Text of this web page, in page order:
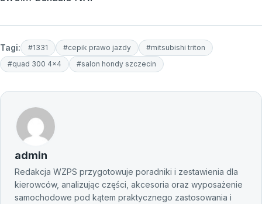
Tagi: #1331 #cepik prawo jazdy
#mitsubishi triton
#quad 300 4x4
#salon hondy szczecin
admin
Redakcja WZPS przygotowuje poradniki i zestawienia dla
kierowców, analizując części, akcesoria oraz wyposażenie
samochodowe pod kątem praktycznego zastosowania i